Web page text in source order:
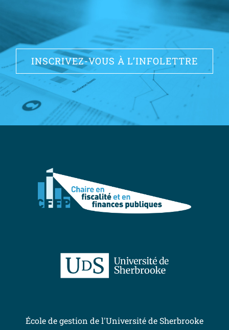
INSCRIVEZ-VOUS À L’INFOLETTRE
École de gestion de l'Université de Sherbrooke